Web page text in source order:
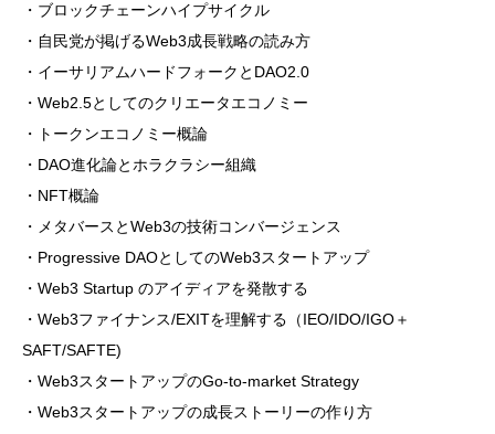
・ブロックチェーンハイプサイクル
・自民党が掲げるWeb3成長戦略の読み方
・イーサリアムハードフォークとDAO2.0
・Web2.5としてのクリエータエコノミー
・トークンエコノミー概論
・DAO進化論とホラクラシー組織
・NFT概論
・メタバースとWeb3の技術コンバージェンス
・Progressive DAOとしてのWeb3スタートアップ
・Web3 Startup のアイディアを発散する
・Web3ファイナンス/EXITを理解する（IEO/IDO/IGO＋
SAFT/SAFTE)
・Web3スタートアップのGo-to-market Strategy
・Web3スタートアップの成長ストーリーの作り方